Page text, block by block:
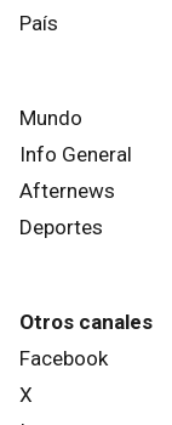
País
Mundo
Info General
Afternews
Deportes
Otros canales
Facebook
X